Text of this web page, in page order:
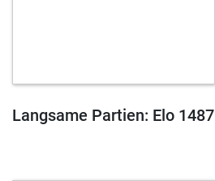
Langsame Partien: Elo 1487